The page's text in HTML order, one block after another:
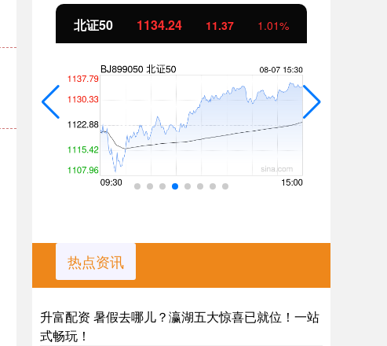
北证50 1134.24 11.37 1.01%
热点资讯
升富配资 暑假去哪儿？瀛湖五大惊喜已就位！一站
式畅玩！